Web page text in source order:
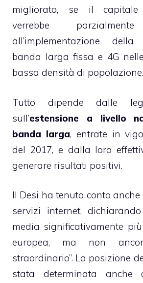
migliorato, se il
verrebbe
all’implementazione
banda larga fissa e 4G
bassa densità di popolazione.
Tutto dipende dalle
sull’estensione a livello
banda larga, entrate in
del 2017, e dalla loro
generare risultati positivi.
Il Desi ha tenuto conto anche
servizi internet,
media significativamente
europea, ma non
straordinario”. La posizione
stata determinata anche